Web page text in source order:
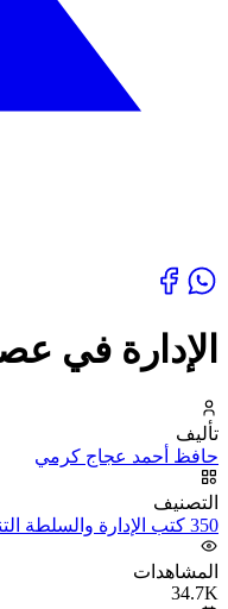
الإدارة في
تأليف
حافظ أحمد عجاج كرمي
التصنيف
350 كتب الإدارة والسلطة التنفيذية الحكومية
المشاهدات
34.7K